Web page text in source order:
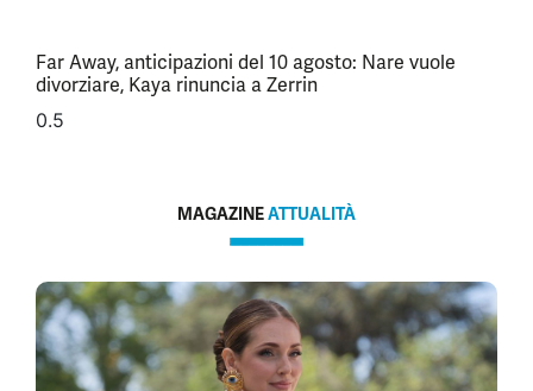
Far Away, anticipazioni del 10 agosto: Nare vuole
divorziare, Kaya rinuncia a Zerrin
MAGAZINEATTUALITÀ